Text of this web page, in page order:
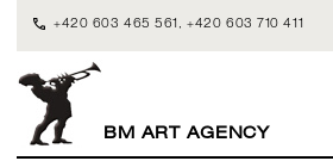
+420 603 465 561 , +420 603 710 411
BM ART AGENCY